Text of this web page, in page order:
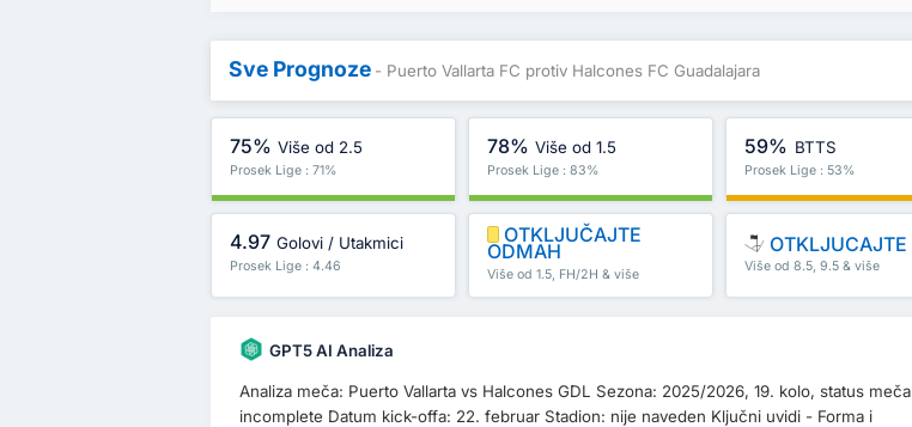
Sve Prognoze - Puerto Vallarta FC protiv Halcones FC Guadalajara
75% Više od 2.5
Prosek Lige : 71%
78% Više od 1.5
Prosek Lige : 83%
59% BTTS
Prosek Lige : 53%
4.97 Golovi / Utakmici
Prosek Lige : 4.46
OTKLJUČAJTE
ODMAH
Više od 1.5, FH/2H & više
OTKLJUCAJTE
Više od 8.5, 9.5 & više
GPT5 AI Analiza
Analiza meča: Puerto Vallarta vs Halcones GDL Sezona: 2025/2026, 19. kolo, status meča
incomplete Datum kick-offa: 22. februar Stadion: nije naveden Ključni uvidi - Forma i